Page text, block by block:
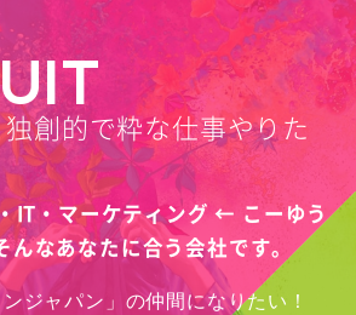
創的で粋な仕事やりた
IT・マーケティング ← こーゆう
んなあなたに合う会社です。
ジャパン」の仲間になりたい！